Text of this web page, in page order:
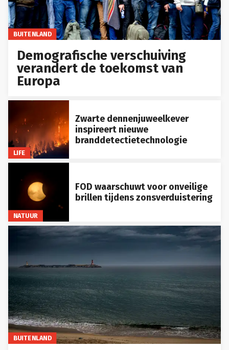
BUITENLAND
Demografische verschuiving
verandert de toekomst van
Europa
LIFE
Zwarte dennenjuweelkever
inspireert nieuwe
branddetectietechnologie
NATUUR
FOD waarschuwt voor onveilige
brillen tijdens zonsverduistering
BUITENLAND